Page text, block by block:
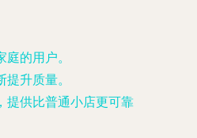
的用户。
升质量。
提供比普通小店更可靠